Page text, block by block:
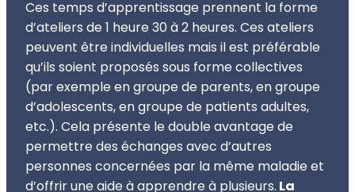
Ces temps d’apprentissage prennent la forme
d’ateliers de 1 heure 30 à 2 heures. Ces ateliers
peuvent être individuelles mais il est préférable
qu’ils soient proposés sous forme collectives
(par exemple en groupe de parents, en groupe
d’adolescents, en groupe de patients adultes,
etc.). Cela présente le double avantage de
permettre des échanges avec d’autres
personnes concernées par la même maladie et
d’offrir une aide à apprendre à plusieurs. La